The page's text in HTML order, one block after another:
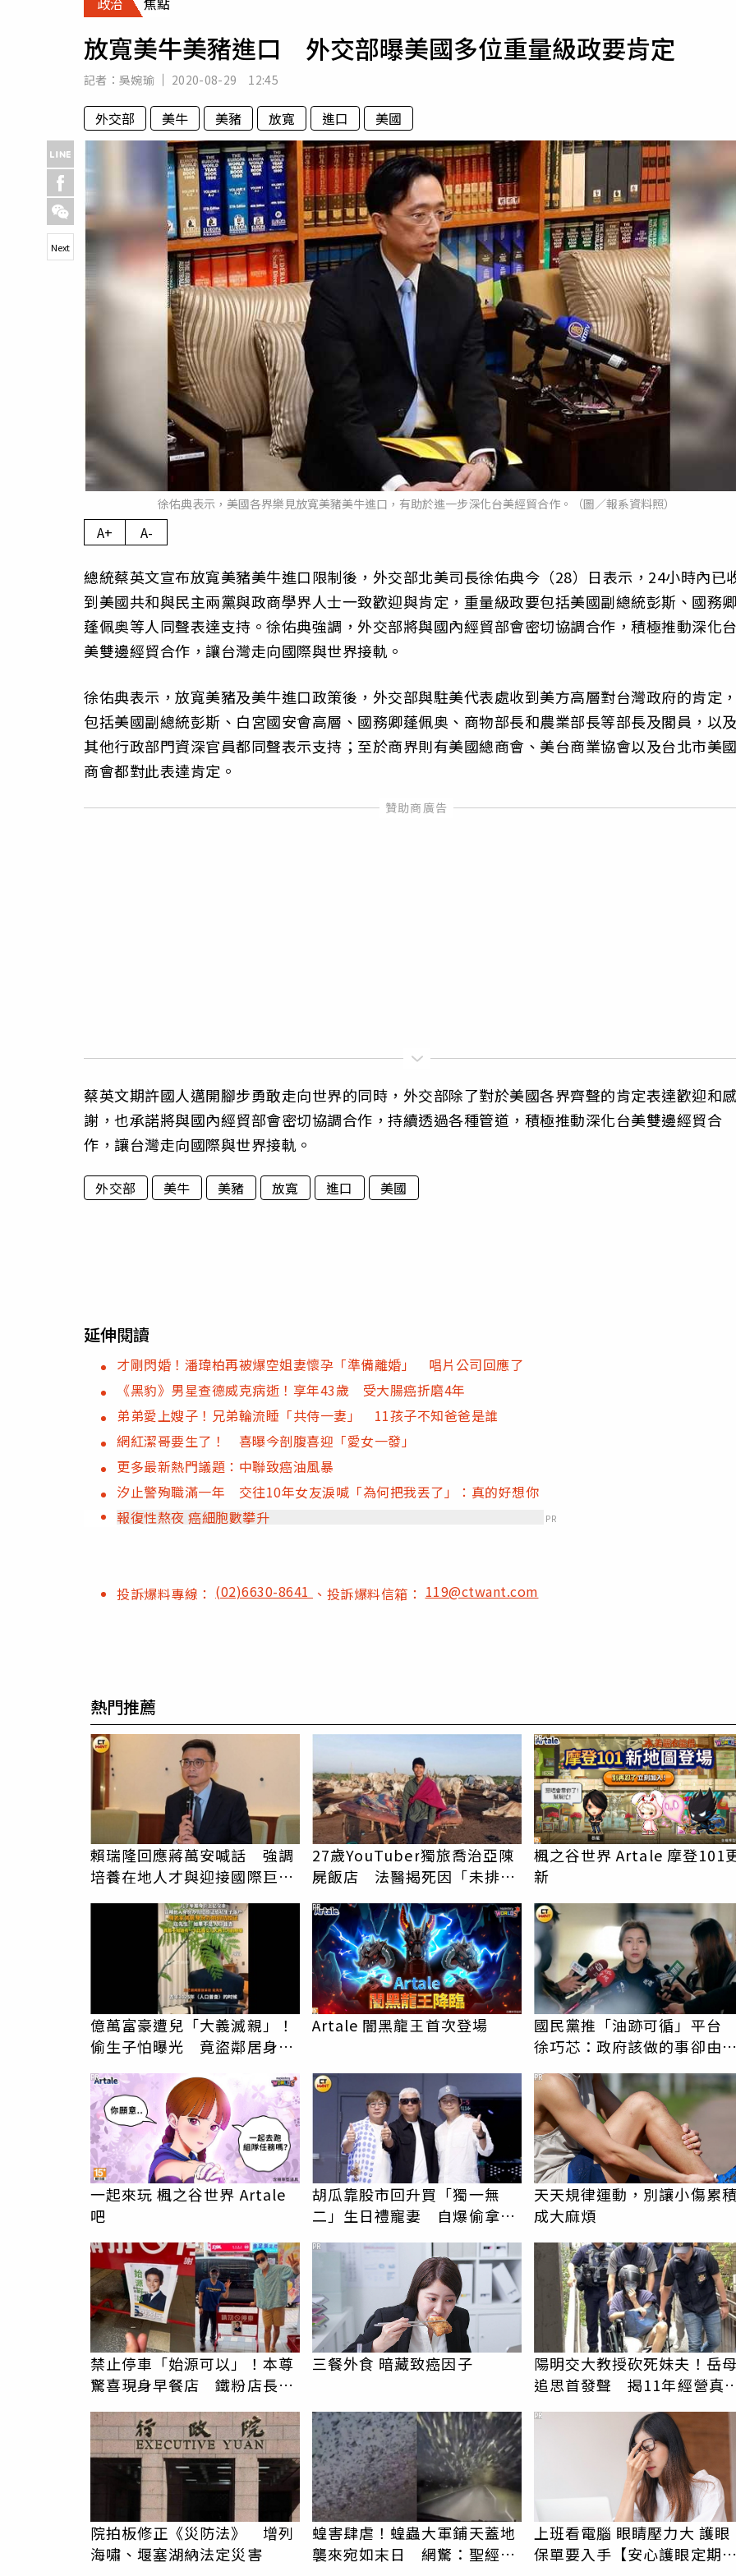
專欄
房產新勢力
運勢
放寬美牛美豬進口 外交部曝美國多位重量級政要肯定
記者： 吳婉瑜 2020-08-29 12:45
外交部 美牛 美豬 放寬 進口 美國
徐佑典表示，美國各界樂見放寬美豬美牛進口，有助於進一步深化台美經貿合作。（圖／報系資料照）
Next
A+ A-
總統蔡英文宣布放寬美豬美牛進口限制後，外交部北美司長徐佑典今（28）日表示，24小時內已
到美國共和與民主兩黨與政商學界人士一致歡迎與肯定，重量級政要包括美國副總統彭斯、國務
蓬佩奥等人同聲表達支持。徐佑典強調，外交部將與國內經貿部會密切協調合作，積極推動深化
美雙邊經貿合作，讓台灣走向國際與世界接軌。
徐佑典表示，放寬美豬及美牛進口政策後，外交部與駐美代表處收到美方高層對台灣政府的肯定
包括美國副總統彭斯、白宮國安會高層、國務卿蓬佩奥、商物部長和農業部長等部長及閣員，以
其他行政部門資深官員都同聲表示支持；至於商界則有美國總商會、美台商業協會以及台北市美
商會都對此表達肯定。
蔡英文期許國人邁開腳步勇敢走向世界的同時，外交部除了對於美國各界齊聲的肯定表達歡迎和
謝，也承諾將與國內經貿部會密切協調合作，持續透過各種管道，積極推動深化台美雙邊經貿合
作，讓台灣走向國際與世界接軌。
外交部 美牛 美豬 放寬 進口 美國
延伸閱讀
才剛閃婚！潘瑋柏再被爆空姐妻懷孕「準備離婚」 唱片公司回應了
《黑豹》男星查德威克病逝！享年43歲 受大腸癌折磨4年
弟弟愛上嫂子！兄弟輪流睡「共侍一妻」 11孩子不知爸爸是誰
網紅潔哥要生了！ 喜曝今剖腹喜迎「愛女一發」
更多最新熱門議題：中聯致癌油風暴
汐止警殉職滿一年 交往10年女友淚喊「為何把我丟了」：真的好想你
報復性熬夜 癌細胞數攀升
PR
投訴爆料專線： (02)6630-8641 、投訴爆料信箱：119@ctwant.com
熱門推薦
賴瑞隆回應蔣萬安喊話 強調
培養在地人才與迎接國際巨星
同等重要
27歲YouTuber獨旅喬治亞陳
屍飯店 法醫揭死因「未排除
中毒可能」
楓之谷世界 Artale 摩登101
新
PR
億萬富豪遭兒「大義滅親」！
偷生子怕曝光 竟盜鄰居身份
Artale 闇黑龍王首次登場
PR
國民黨推「油跡可循」平
徐巧芯：政府該做的事卻由
一起來玩 楓之谷世界 Artale
吧
PR
胡瓜靠股市回升買「獨一無
二」生日禮寵妻 自爆偷拿百
天天規律運動，別讓小傷累
成大麻煩
PR
禁止停車「始源可以」！本尊
驚喜現身早餐店 鐵粉店長嚇
三餐外食 暗藏致癌因子
PR
陽明交大教授砍死妹夫！岳
追思首發聲 揭11年經營真
院拍板修正《災防法》 增列
海嘯、堰塞湖納法定災害
蝗害肆虐！蝗蟲大軍鋪天蓋地
襲來宛如末日 網驚：聖經十
上班看電腦 眼睛壓力大 護眼
保單要入手【安心護眼定期
PR